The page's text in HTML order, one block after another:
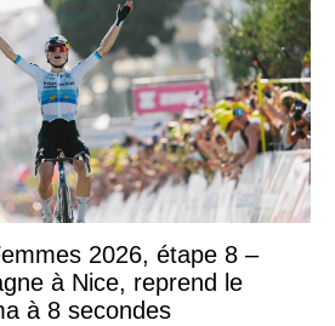
2026, étape 8 –
à Nice, reprend le
à 8 secondes